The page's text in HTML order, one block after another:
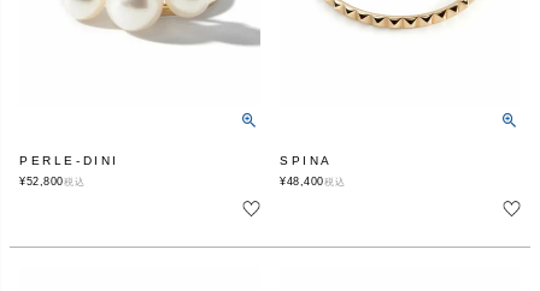
PERLE-DINI
¥52,800税込
SPINA
¥48,400税込